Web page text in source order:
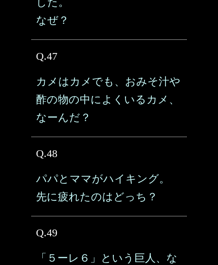
なぜ？
Q.47
カメはカメでも、おみそ汁や
酢の物の中によくいるカメ、
なーんだ？
Q.48
パパとママがハイキング。
先に疲れたのはどっち？
Q.49
「５ーレ６」という巨人、な